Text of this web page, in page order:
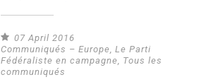
07 April 2016
Communiqués – Europe ,Le Parti
Fédéraliste en campagne
Tous les
communiqués